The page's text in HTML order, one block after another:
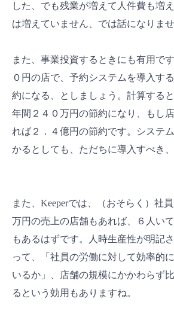
した、でも残業が増えて人件費も増
は増えていません、では話になりませ
また、事業投資するときにも有用で
０円の店で、予約システムを導入す
約になる、としましょう。計算する
年間２４０万円の節約になり、もし
れば２．４億円の節約です。システ
かるとしても、ただちに導入すべき
また、Keeperでは、（おそらく）社
万円の売上の店舗もあれば、６人い
もあるはずです。人時生産性が明記
って、「社員の労働に対して効率的
いるか」、店舗の規模にかかわらず
るという効用もありますね。